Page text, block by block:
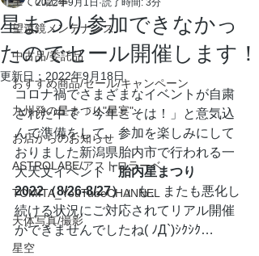
望遠鏡メンテナンス
中古品/委託品
おすすめ商品/セール/キャンペーン
九州発の星まつり"星宴"
お店からのお知らせ
ASTROLABE/アストロラーベ
TOMITA_YouTubeCHANNEL
天体写真/撮影
星空
星まつり参加できなかっ
たのでセール開催します！
2022年9月1日 読了時間: 3分
更新日： 2022年9月18日
コロナ禍でさまざまなイベントが自粛
された中で「今年こそは！」と意気込
んで準備をして、参加を楽しみにして
おりました新潟県胎内市で行われる一
大天文イベント 「胎内星まつり
2022（8/26-8/27）」も、またも悪化し
続ける状況にご対応されてリアル開催
ができませんでしたね( ﾉД`)ｼｸｼｸ…